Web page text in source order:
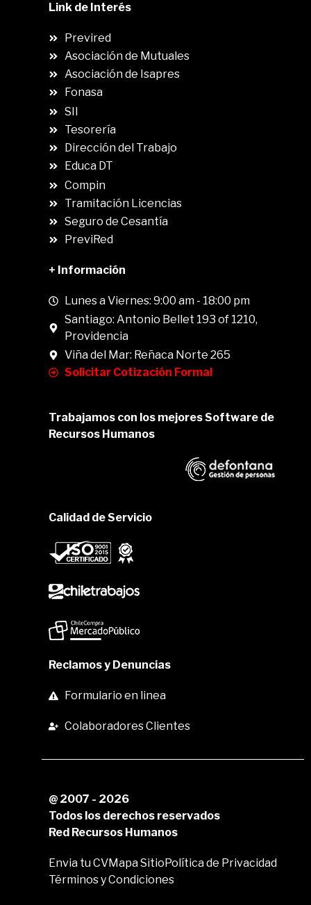
Link de Interés
Previred
Asociación de Mutuales
Asociación de Isapres
Fonasa
SII
Tesorería
Dirección del Trabajo
Educa DT
Compin
Tramitación Licencias
Seguro de Cesantía
PreviRed
+ Información
Lunes a Viernes: 9:00 am - 18:00 pm
Santiago: Antonio Bellet 193 of 1210,
Providencia
Viña del Mar: Reñaca Norte 265
Solicitar Cotización Formal
Trabajamos con los mejores Software de
Recursos Humanos
Calidad de Servicio
Reclamos y Denuncias
Formulario en linea
Colaboradores Clientes
@ 2007 - 2026
Todos los derechos reservados
Red Recursos Humanos
Envia tu CVMapa SitioPolítica de Privacidad
Términos y Condiciones